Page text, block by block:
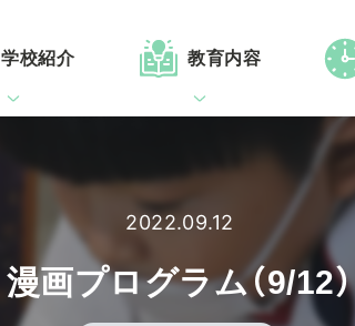
学校紹介 教育内容
2022.09.12
漫画プログラム（9/12）